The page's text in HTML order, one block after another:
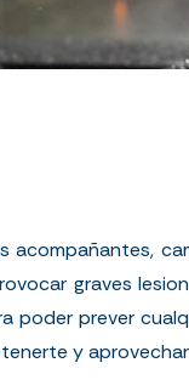
acompañantes,
graves
prever
y